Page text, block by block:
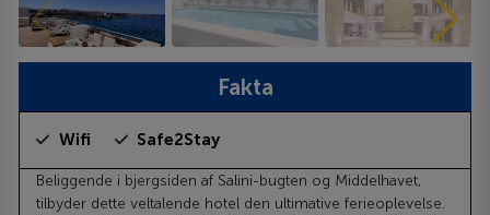
Fakta
Wifi Safe2Stay
Beliggende i bjergsiden af Salini-bugten og Middelhavet,
tilbyder dette veltalende hotel den ultimative ferieoplevelse.